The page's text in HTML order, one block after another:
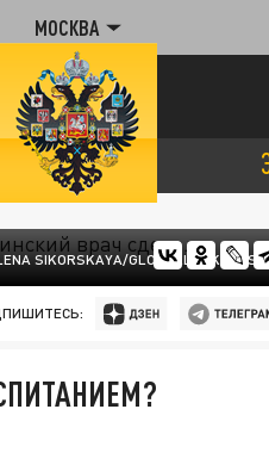
МОСКВА
SIKORSKAYA/GLOBALLOOKPRESS.